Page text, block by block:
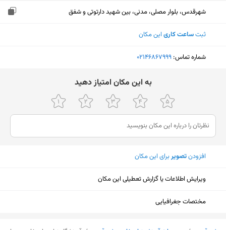
شهرقدس، بلوار مصلی، مدنی، بین شهید دارتوتی و شفق
ثبتساعت کاری این مکان
شماره تماس: ‎02146867999
ﺑﻪ اﯾﻦ ﻣﮑﺎن اﻣﺘﯿﺎز دﻫﯿﺪ
افزودنتصویربرای این مکان
ویرایش اطلاعات یا گزارش تعطیلی این مکان
مختصات جغرافیایی